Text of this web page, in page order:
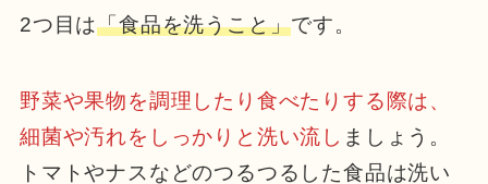
2つ目は「食品を洗うこと」です。
野菜や果物を調理したり食べたりする際は、
細菌や汚れをしっかりと洗い流し ましょう。
トマトやナスなどのつるつるした食品は洗い